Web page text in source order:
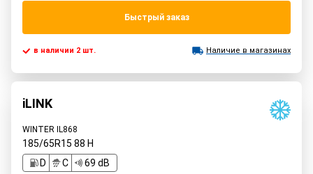
Быстрый заказ
в наличии 2 шт. Наличие в магазинах
iLINK
WINTER IL868
185/65R15 88 H
D
C 69 dB